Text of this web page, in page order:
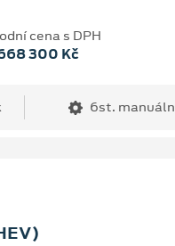
cena s DPH
300 Kč
6st.